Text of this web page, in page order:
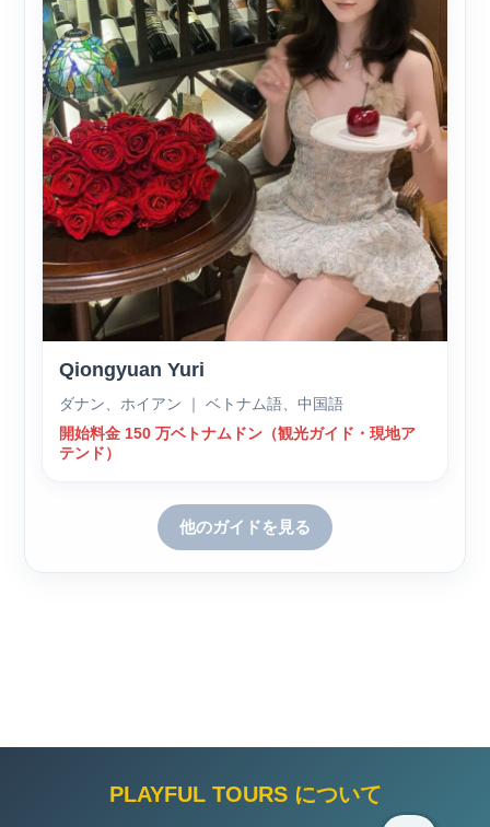
Qiongyuan Yuri
ダナン、ホイアン ｜ ベトナム語、中国語
開始料金 150 万ベトナムドン（観光ガイド・現地ア
テンド）
他のガイドを見る
PLAYFUL TOURS について